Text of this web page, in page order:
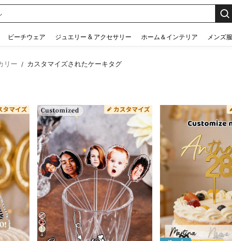
ビーチウェア ジュエリー & アクセサリー ホーム＆インテリア メンズ服
リー / カスタマイズされたケーキタグ
4